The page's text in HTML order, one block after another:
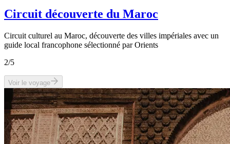
Circuit découverte du Maroc
Circuit culturel au Maroc, découverte des villes impériales avec un
guide local francophone sélectionné par Orients
2/5
Voir le voyage